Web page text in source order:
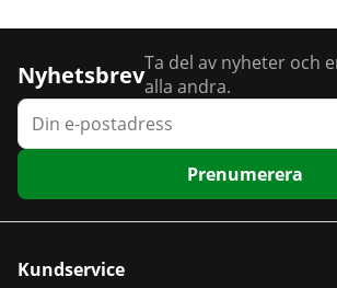
NyhetsbrevTa del av nyheter och
alla andra.
Prenumerera
Kundservice